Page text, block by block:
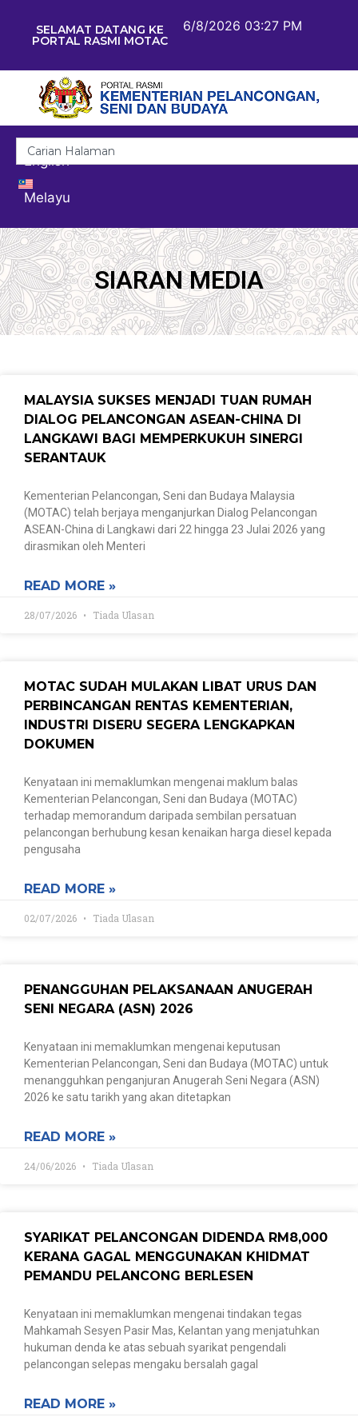
SELAMAT DATANG KE
PORTAL RASMI MOTAC
6/8/2026 03:27 PM
English
Melayu
SIARAN MEDIA
MALAYSIA SUKSES MENJADI TUAN RUMAH
DIALOG PELANCONGAN ASEAN-CHINA DI
LANGKAWI BAGI MEMPERKUKUH SINERGI
SERANTAUK
Kementerian Pelancongan, Seni dan Budaya Malaysia
(MOTAC) telah berjaya menganjurkan Dialog Pelancongan
ASEAN-China di Langkawi dari 22 hingga 23 Julai 2026 yang
dirasmikan oleh Menteri
READ MORE »
28/07/2026 Tiada Ulasan
MOTAC SUDAH MULAKAN LIBAT URUS DAN
PERBINCANGAN RENTAS KEMENTERIAN,
INDUSTRI DISERU SEGERA LENGKAPKAN
DOKUMEN
Kenyataan ini memaklumkan mengenai maklum balas
Kementerian Pelancongan, Seni dan Budaya (MOTAC)
terhadap memorandum daripada sembilan persatuan
pelancongan berhubung kesan kenaikan harga diesel kepada
pengusaha
READ MORE »
02/07/2026 Tiada Ulasan
PENANGGUHAN PELAKSANAAN ANUGERAH
SENI NEGARA (ASN) 2026
Kenyataan ini memaklumkan mengenai keputusan
Kementerian Pelancongan, Seni dan Budaya (MOTAC) untuk
menangguhkan penganjuran Anugerah Seni Negara (ASN)
2026 ke satu tarikh yang akan ditetapkan
READ MORE »
24/06/2026 Tiada Ulasan
SYARIKAT PELANCONGAN DIDENDA RM8,000
KERANA GAGAL MENGGUNAKAN KHIDMAT
PEMANDU PELANCONG BERLESEN
Kenyataan ini memaklumkan mengenai tindakan tegas
Mahkamah Sesyen Pasir Mas, Kelantan yang menjatuhkan
hukuman denda ke atas sebuah syarikat pengendali
pelancongan selepas mengaku bersalah gagal
READ MORE »